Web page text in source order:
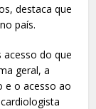
destaca que
país.
acesso do que
geral, a
e o acesso ao